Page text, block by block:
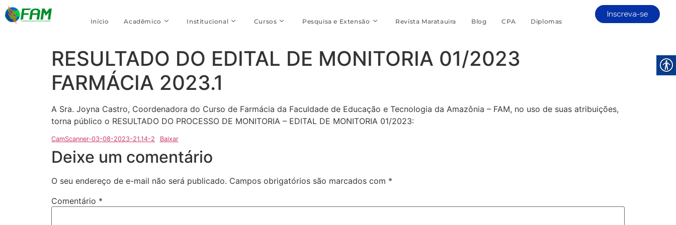
Início Acadêmico Institucional Cursos Pesquisa e Extensão Revista Maratauira Blog CPA Diplomas
Inscreva-se
RESULTADO DO EDITAL DE MONITORIA 01/2023
FARMÁCIA 2023.1
A Sra. Joyna Castro, Coordenadora do Curso de Farmácia da Faculdade de Educação e Tecnologia da Amazônia – FAM, no uso de suas atribuições,
torna público o RESULTADO DO PROCESSO DE MONITORIA – EDITAL DE MONITORIA 01/2023:
CamScanner-03-08-2023-21.14-2 Baixar
Deixe um comentário
O seu endereço de e-mail não será publicado. Campos obrigatórios são marcados com *
Comentário *